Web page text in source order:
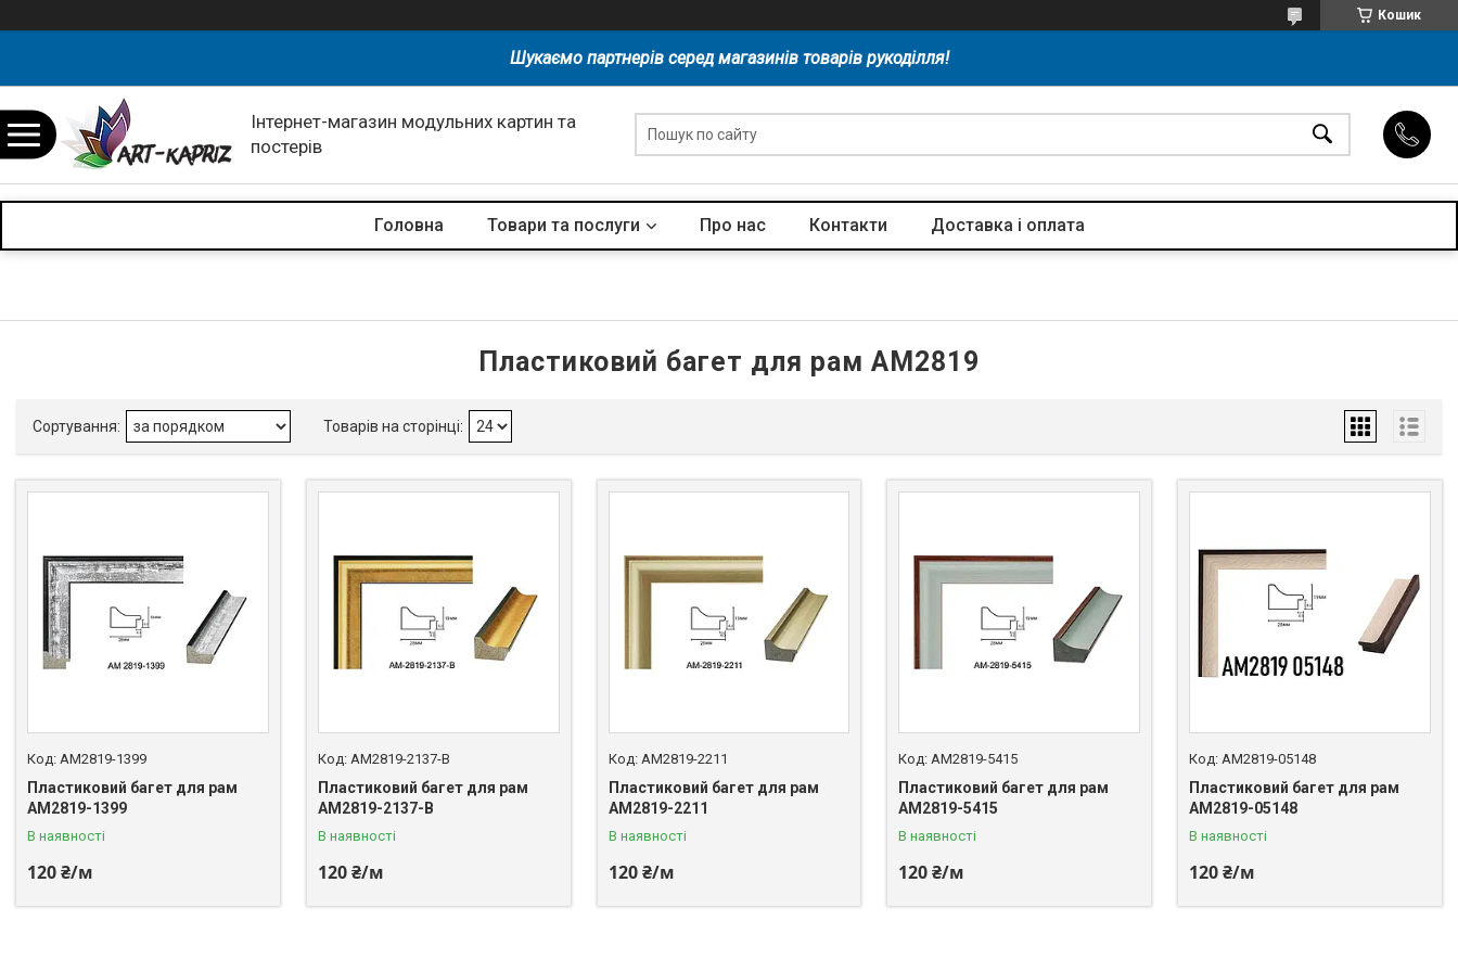
Кошик
Шукаємо партнерів серед магазинів товарів рукоділля!
Інтернет-магазин модульних картин та
постерів
Головна Товари та послуги Про нас Контакти Доставка і оплата
Пластиковий багет для рам AM2819
AM2819-1399
Пластиковий багет для рам
AM2819-1399
В наявності
120 ₴/м
AM2819-2137-B
Пластиковий багет для рам
AM2819-2137-B
В наявності
120 ₴/м
AM2819-2211
Пластиковий багет для рам
AM2819-2211
В наявності
120 ₴/м
AM2819-5415
Пластиковий багет для рам
AM2819-5415
В наявності
120 ₴/м
АМ2819-05148
Пластиковий багет для рам
АМ2819-05148
В наявності
120 ₴/м